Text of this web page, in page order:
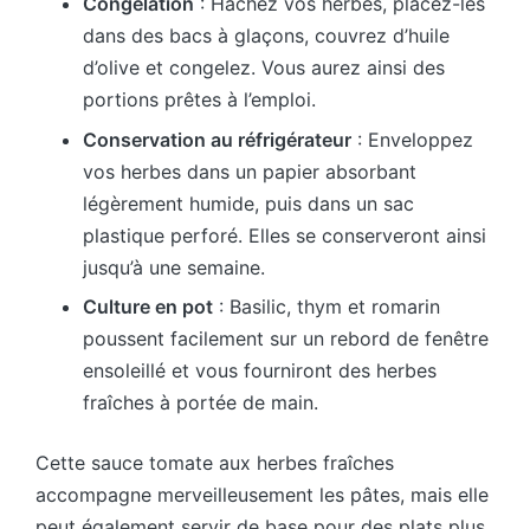
dans des bacs à glaçons, couvrez d’huile
d’olive et congelez. Vous aurez ainsi des
portions prêtes à l’emploi.
Conservation au réfrigérateur : Enveloppez
vos herbes dans un papier absorbant
légèrement humide, puis dans un sac
plastique perforé. Elles se conserveront ainsi
jusqu’à une semaine.
Culture en pot : Basilic, thym et romarin
poussent facilement sur un rebord de fenêtre
ensoleillé et vous fourniront des herbes
fraîches à portée de main.
Cette sauce tomate aux herbes fraîches
accompagne merveilleusement les pâtes, mais elle